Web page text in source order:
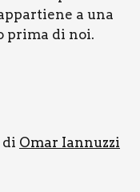
a una
pri­ma di noi.
di Omar Ian­nuz­zi